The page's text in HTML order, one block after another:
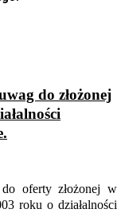
do złożonej
do oferty złożonej w
roku o działalności